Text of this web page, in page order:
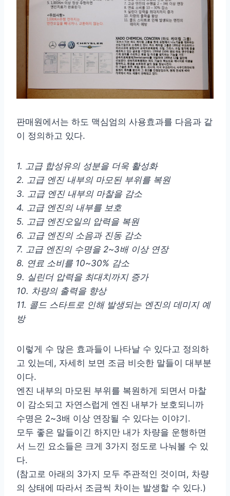
판매원에서는 하도 맥심엄의 사용효과를 다음과 같
이 정의하고 있다.
1. 고급 합성유의 성분을 더욱 활성화
2. 고급 엔진 내부의 마모된 부위를 복원
3. 고급 엔진 내부의 마찰을 감소
4. 고급 엔진의 내부를 보호
5. 고급 엔진오일의 압력을 복원
6. 고급 엔진의 소음과 진동 감소
7. 고급 엔진의 수명을 2~3배 이상 연장
8. 연료 소비를 10~30% 감소
9. 실린더 압력을 최대치까지 증가
10. 차량의 출력을 향상
11. 콜드 스타트로 인해 발생되는 엔진의 데미지 예
방
이렇게 수 많은 효과들이 나타날 수 있다고 정의하
고 있는데, 자세히 보면 조금 비슷한 말들이 대부분
이다.
엔진 내부의 마모된 부위를 복원하게 되면서 마찰
이 감소되고 자연스럽게 엔진 내부가 보호되니까
수명은 2~3배 이상 연장될 수 있다는 이야기.
모두 좋은 말들이긴 하지만 내가 차량을 운행하면
서 느낀 요소들은 크게 3가지 정도로 나눠볼 수 있
다.
(참고로 아래의 3가지 모두 주관적인 것이며, 차량
의 상태에 따라서 조금씩 차이는 발생할 수 있다.)